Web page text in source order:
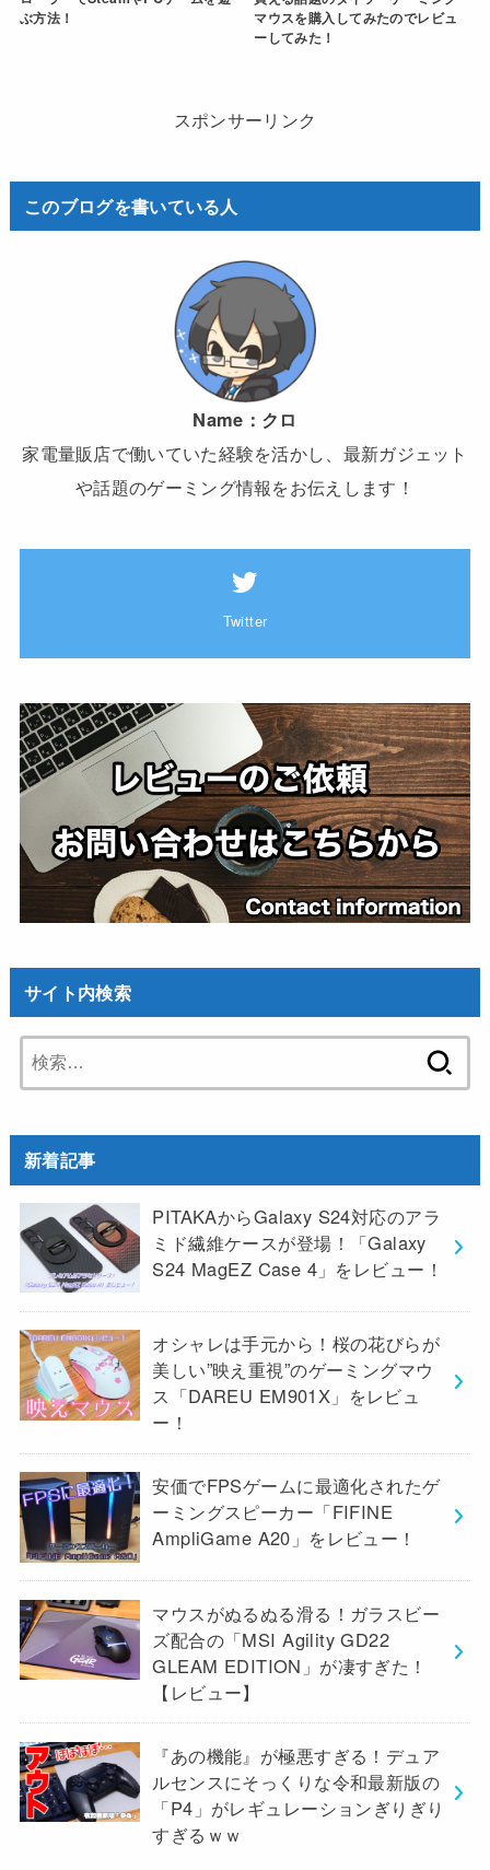
ぶ方法！
マウスを購入してみたのでレビュ
ーしてみた！
スポンサーリンク
このブログを書いている人
Name： クロ
家電量販店で働いていた経験を活かし、最新ガジェット
や話題のゲーミング情報をお伝えします！
Twitter
サイト内検索
索:
新着記事
PITAKAからGalaxy S24対応のアラ
ミド繊維ケースが登場！「Galaxy
S24 MagEZ Case 4」をレビュー！
オシャレは手元から！桜の花びらが
美しい”映え重視”のゲーミングマウ
ス「DAREU EM901X」をレビュ
ー！
安価でFPSゲームに最適化されたゲ
ーミングスピーカー「FIFINE
AmpliGame A20」をレビュー！
マウスがぬるぬる滑る！ガラスビー
ズ配合の「MSI Agility GD22
GLEAM EDITION」が凄すぎた！
【レビュー】
『あの機能』が極悪すぎる！デュア
ルセンスにそっくりな令和最新版の
「P4」がレギュレーションぎりぎり
すぎるｗｗ